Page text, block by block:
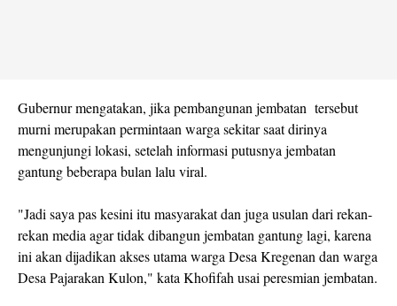
Gubernur mengatakan, jika pembangunan jembatan tersebut
murni merupakan permintaan warga sekitar saat dirinya
mengunjungi lokasi, setelah informasi putusnya jembatan
gantung beberapa bulan lalu viral.
"Jadi saya pas kesini itu masyarakat dan juga usulan dari rekan-
rekan media agar tidak dibangun jembatan gantung lagi, karena
ini akan dijadikan akses utama warga Desa Kregenan dan warga
Desa Pajarakan Kulon," kata Khofifah usai peresmian jembatan.